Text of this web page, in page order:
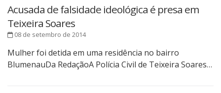
Acusada de falsidade ideológica é presa em
Teixeira Soares
08 de setembro de 2014
Mulher foi detida em uma residência no bairro
BlumenauDa RedaçãoA Polícia Civil de Teixeira Soares…